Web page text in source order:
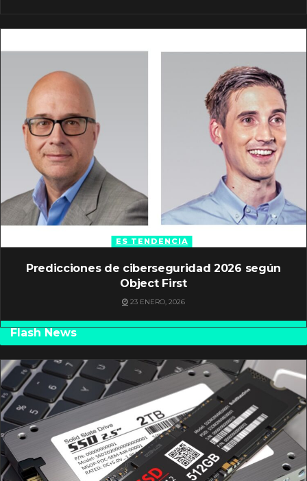
ES TENDENCIA
Predicciones de ciberseguridad 2026 según
Object First
23 ENERO, 2026
Flash News